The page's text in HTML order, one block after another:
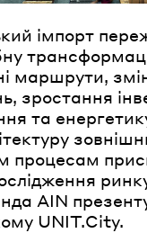
імпорт
маршрути,
зростання
та
процесам
AIN
UNIT.City.